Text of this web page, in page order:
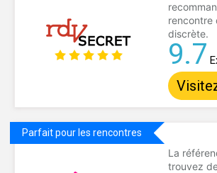
rencontre
discrète.
9.7
Parfait pour les rencontres
La
trouvez